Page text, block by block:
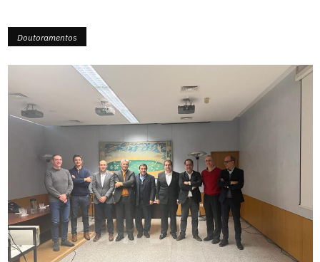
Doutoramentos